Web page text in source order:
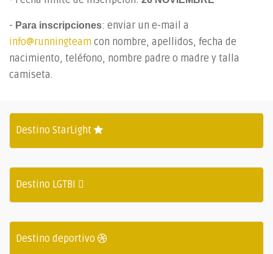
- Para inscripciones: enviar un e-mail a
info@runningteam con nombre, apellidos, fecha de
nacimiento, teléfono, nombre padre o madre y talla
camiseta.
Destino StarLight
Destino LGTBI
Destino deportivo